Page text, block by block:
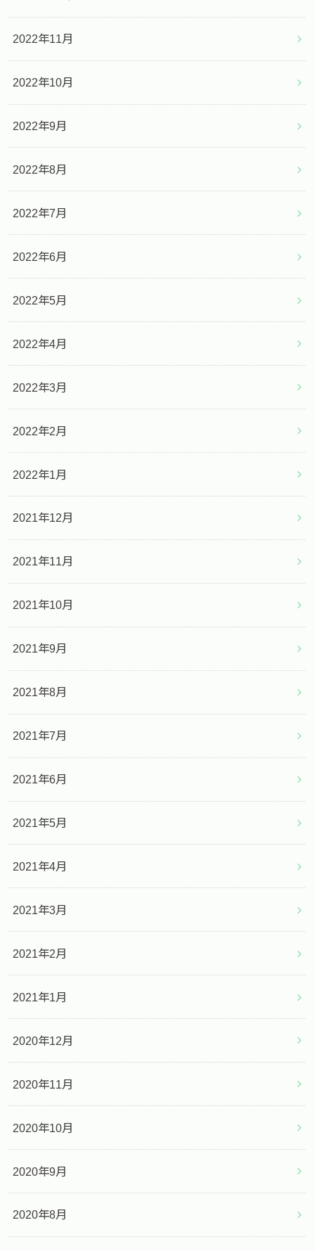
2022年11月
2022年10月
2022年9月
2022年8月
2022年7月
2022年6月
2022年5月
2022年4月
2022年3月
2022年2月
2022年1月
2021年12月
2021年11月
2021年10月
2021年9月
2021年8月
2021年7月
2021年6月
2021年5月
2021年4月
2021年3月
2021年2月
2021年1月
2020年12月
2020年11月
2020年10月
2020年9月
2020年8月